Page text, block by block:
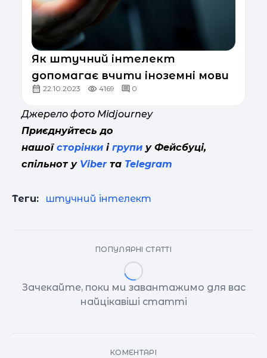
Як штучний інтелект
допомагає вчити іноземні мови
22.10.2023 4169 0
Джерело фото Midjourney
Приєднуйтесь до
нашоїсторінки ігрупи у Фейсбуці,
спільнот уViberта Telegram
Теги: штучний інтелект
ПОПУЛЯРНІ СТАТТІ
Зачекайте, поки ми завантажимо для вас
найцікавіші статті
КОМЕНТАРІ